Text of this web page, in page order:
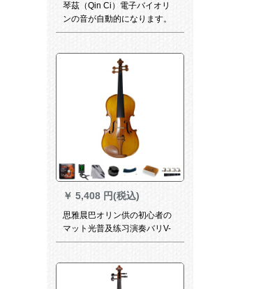
琴茲（Qin Ci）電子バイオリ
ンの音が自動的になります。
全实木手作り配专用无线配达
￥ 5,408 円(税込)
思雅晨巴オリン供の初心者の
マット光普及练习演奏バリV-
09 1/4